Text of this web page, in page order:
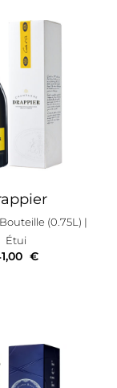
Bouteille (0.75L) |
Étui
€